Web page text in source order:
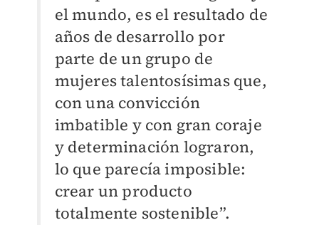
el mundo, es el resultado de
años de desarrollo por
parte de un grupo de
mujeres talentosísimas que,
con una convicción
imbatible y con gran coraje
y determinación lograron,
lo que parecía imposible:
crear un producto
totalmente sostenible”.